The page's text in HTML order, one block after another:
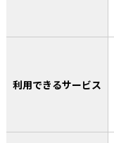
利用できるサービス